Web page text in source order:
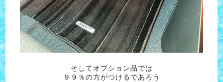
そしてオプション品では
９９％の方がつけるであろう